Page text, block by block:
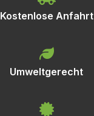
Kostenlose Anfahrt
Umweltgerecht